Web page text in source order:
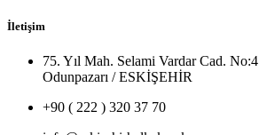
İletişim
75. Yıl Mah. Selami Vardar Cad. No:4
Odunpazarı / ESKİŞEHİR
+90 ( 222 ) 320 37 70